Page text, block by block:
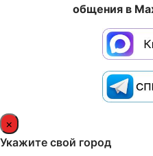
общения в
×
Укажите свой город